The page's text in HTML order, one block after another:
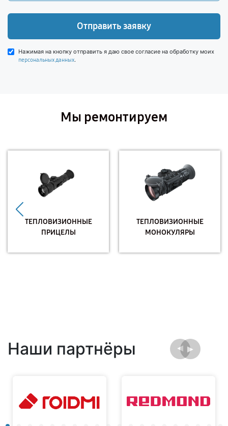
Отправить заявку
Нажимая на кнопку отправить я даю свое согласие на обработку моих
персональных данных.
Мы ремонтируем
ТЕПЛОВИЗИОННЫЕ
ПРИЦЕЛЫ
ТЕПЛОВИЗИОННЫЕ
МОНОКУЛЯРЫ
Наши партнёры